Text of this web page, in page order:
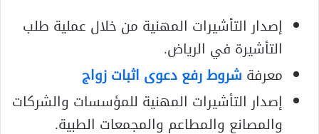
إصدار التأشيرات المهنية من خلال عملية طلب
التأشيرة في الرياض.
معرفة شروط رفع دعوى اثبات زواج
إصدار التأشيرات المهنية للمؤسسات والشركات
والمصانع والمطاعم والمجمعات الطبية.